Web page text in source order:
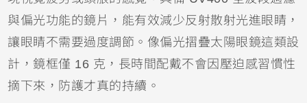
與偏光功能的鏡片，能有效減少反射散射光進眼睛，
讓眼睛不需要過度調節。像偏光摺疊太陽眼鏡這類設
計，鏡框僅 16 克，長時間配戴不會因壓迫感習慣性
摘下來，防護才真的持續。